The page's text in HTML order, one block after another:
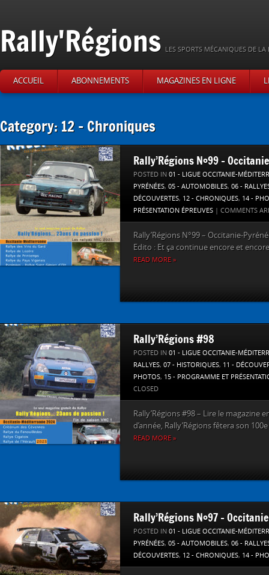
Rally'Régions LES SPORTS MÉCANIQUES DE
ACCUEIL ABONNEMENTS MAGAZINES EN LIGNE
Category: 12 – Chroniques
Rally’Régions N°99 –
POSTED IN 01 - LIGUE OCCITANIE-
PYRÉNÉES, 05 - AUTOMOBILES, 06 -
DÉCOUVERTES, 12 - CHRONIQUES, 14 -
PRÉSENTATION ÉPREUVES | COMMENTS
Rally’Régions N°99 – Occitanie-
Edito : Et ça continue encore et
READ MORE »
Rally’Régions #98
POSTED IN 01 - LIGUE OCCITANIE-
RALLYES, 07 - HISTORIQUES, 11 -
PHOTOS, 15 - PROGRAMME ET
CLOSED
Rally’Régions #98 – Lire le magazine
d’année, Rally’Régions fêtera son
READ MORE »
Rally’Régions N°97 – Occitanie
POSTED IN 01 - LIGUE OCCITANIE-
PYRÉNÉES, 05 - AUTOMOBILES, 06 -
DÉCOUVERTES, 12 - CHRONIQUES, 14 -